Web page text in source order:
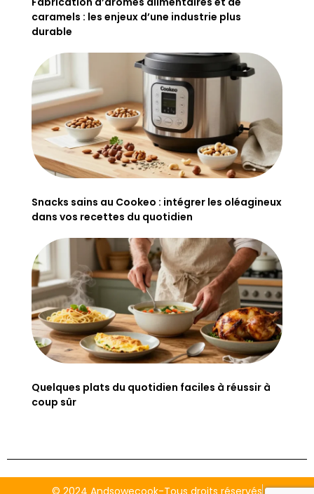
caramels : les enjeux d’une industrie plus
durable
Snacks sains au Cookeo : intégrer les oléagineux
dans vos recettes du quotidien
Quelques plats du quotidien faciles à réussir à
coup sûr
© 2024 Andsowecook-Tous droits réservés